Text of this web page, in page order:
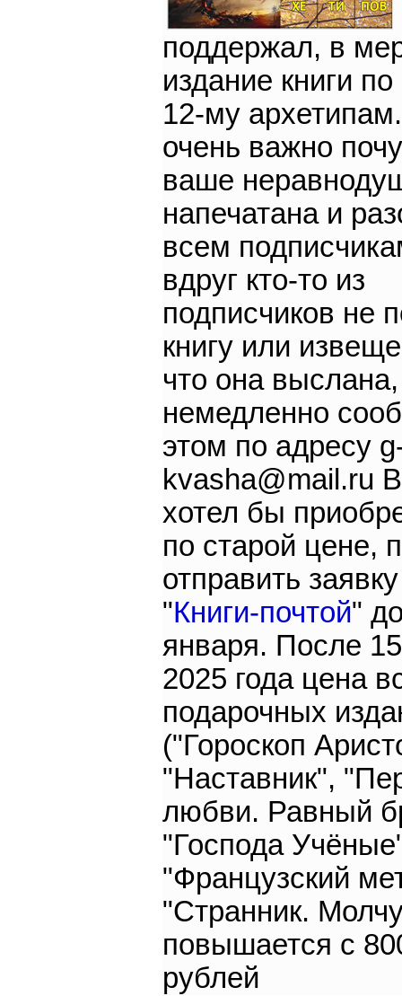
поддержал, в
издание книги
12-му
очень важно
ваше
напечатана и
всем
вдруг кто-то из
подписчиков не
книгу или
что она
немедленно
этом по адресу
kvasha@mail.ru
хотел бы
по старой цене,
отправить
"Книги-почтой"
января. После
2025 года цена
подарочных
("Гороскоп
"Наставник",
любви. Равный
"Господа
"Французский
"Странник.
повышается с
рублей